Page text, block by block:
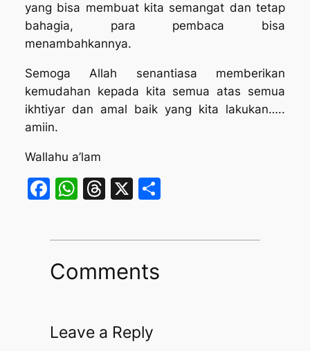
yang bisa membuat kita semangat dan tetap
bahagia, para pembaca bisa
menambahkannya.
Semoga Allah senantiasa memberikan
kemudahan kepada kita semua atas semua
ikhtiyar dan amal baik yang kita lakukan…..
amiin.
Wallahu a’lam
Facebook
WhatsApp
Threads
X Share
Comments
Leave a Reply